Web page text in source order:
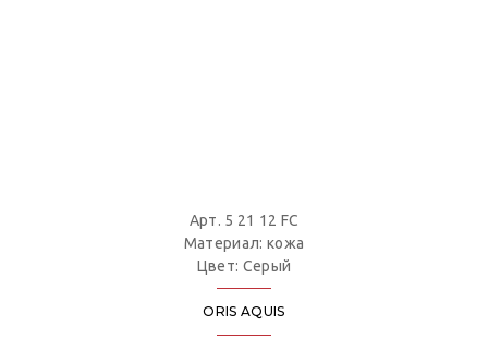
Арт. 5 21 12 FC
Материал: кожа
Цвет: Серый
ORIS AQUIS